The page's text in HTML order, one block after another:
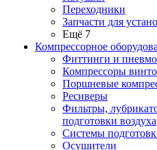
Переходники
Запчасти для
Ещё 7
Компрессорное
Фиттинги и
Компрессоры
Поршневые
Ресиверы
Фильтры,
подготовки воздуха
Системы
Осушители